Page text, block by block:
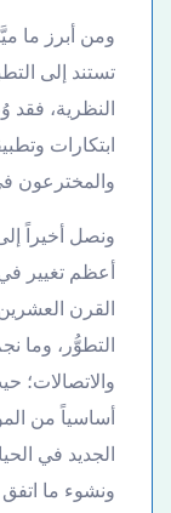
ومن أبرز ما
تستند إلى
النظرية،
ابتكارات
والمخترعون
ونصل أخيراً
أعظم تغيير في
القرن
التطوُّر، وما
والاتصالات؛
أساسياً من
الجديد في
ونشوء ما